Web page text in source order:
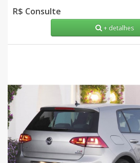
R$ Consulte
+ detalhes